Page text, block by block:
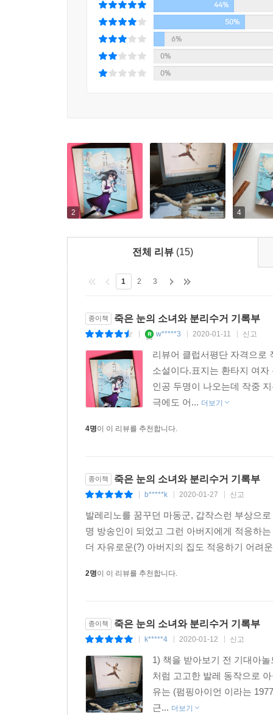
44%
50%
6%
0%
0%
2 4
전체 리뷰 (15)
1 2 3
종이책 죽은 눈의 소녀와 분리수거 기록부
w*****3 2020-01-11 신고
리뷰어 클럽서평단 자격으로
소설이다.표지는 환타지 여
인공 두명이 나오는데 작중
극에도 어... 더보기
4명이 이 리뷰를 추천합니다.
종이책 죽은 눈의 소녀와 분리수거 기록부
b*****k 2020-01-27 신고
발레리노를 꿈꾸던 마동군, 갑작스런 부상으
명 방송인이 되었고 그런 아버지에게 적응하
더 자유로운(?) 아버지의 집도 적응하기 어려
2명이 이 리뷰를 추천합니다.
종이책 죽은 눈의 소녀와 분리수거 기록부
k*****4 2020-01-12 신고
1) 책을 받아보기 전 기대아
처럼 고고한 발레 동작으로
유는 (펌핑아이언 이라는
근... 더보기